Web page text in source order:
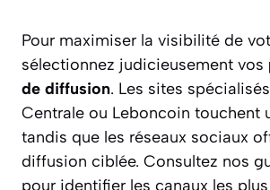
Pour maximiser la visibilité de
sélectionnez judicieusement vos
de diffusion. Les sites
Centrale ou Leboncoin touchent
tandis que les réseaux sociaux
diffusion ciblée. Consultez nos
pour identifier les canaux les